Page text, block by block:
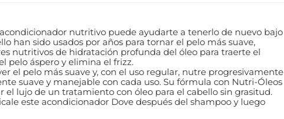
nutritivo puede ayudarte a tenerlo de nuevo bajo
han sido usados por años para tornar el pelo más suave,
nutritivos de hidratación profunda del óleo para traerte el
pelo áspero y elimina el frizz.
el pelo más suave y, con el uso regular, nutre progresivamente
suave y manejable con cada uso. Su fórmula con Nutri-Óleos
lujo de un tratamiento con óleo para el cabello sin grasitud.
este acondicionador Dove después del shampoo y luego